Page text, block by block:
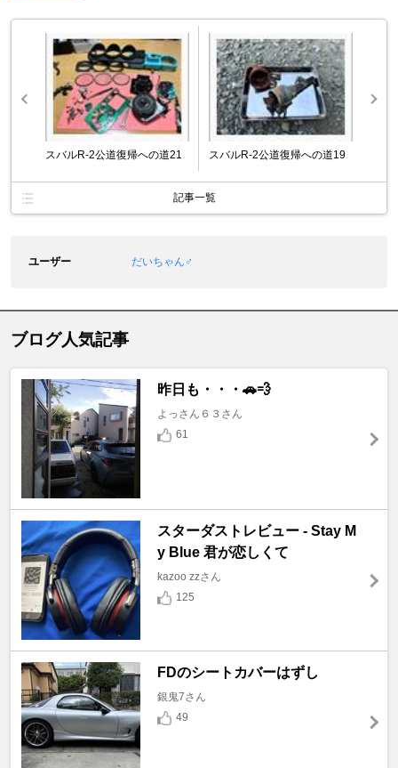
スバルR-2公道復帰への道21 スバルR-2公道復帰への道19
記事一覧
ユーザー だいちゃん♂
ブログ人気記事
昨日も・・・🚗💨
よっさん６３さん
61
スターダストレビュー - Stay M
y Blue 君が恋しくて
kazoo zzさん
125
FDのシートカバーはずし
銀鬼7さん
49